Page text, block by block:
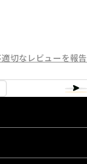
切なレビューを報告